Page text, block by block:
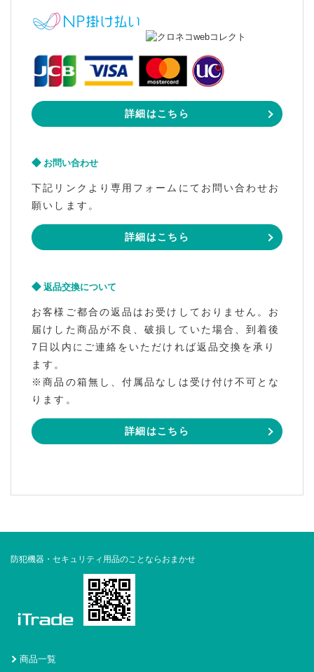
詳細はこちら
お問い合わせ
下記リンクより専用フォームにてお問い合わせお
願いします。
詳細はこちら
返品交換について
お客様ご都合の返品はお受けしておりません。お
届けした商品が不良、破損していた場合、到着後
7日以内にご連絡をいただければ返品交換を承り
ます。
※商品の箱無し、付属品なしは受け付け不可とな
ります。
詳細はこちら
防犯機器・セキュリティ用品のことならおまかせ
商品一覧